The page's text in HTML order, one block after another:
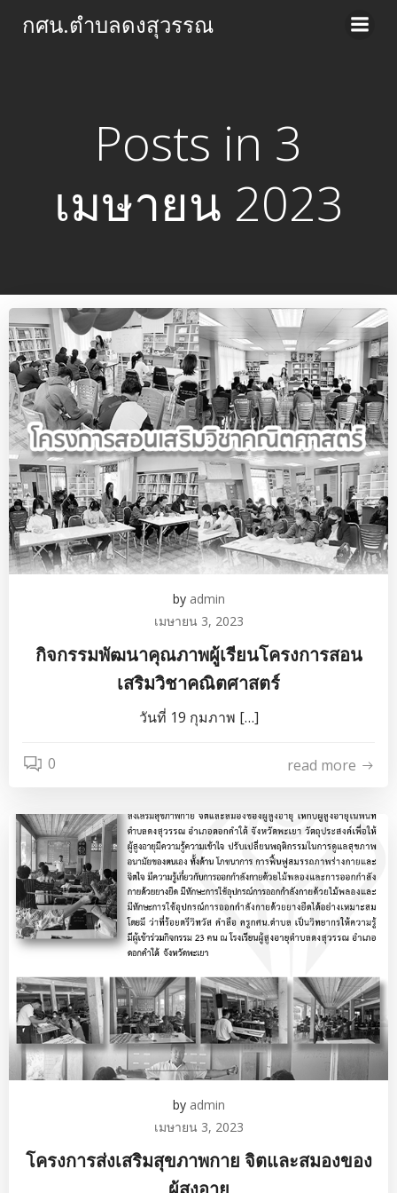
to
กศน.ตำบลดงสุวรรณ
Posts in 3
เมษายน 2023
by admin
เมษายน 3, 2023
กิจกรรมพัฒนาคุณภาพผู้เรียนโครงการสอน
เสริมวิชาคณิตศาสตร์
วันที่ 19 กุมภาพ […]
0 read more
by admin
เมษายน 3, 2023
โครงการส่งเสริมสุขภาพกาย จิตและสมองของ